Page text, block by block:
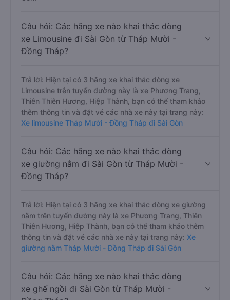
Câu hỏi: Các hãng xe nào khai thác dòng
xe Limousine đi Sài Gòn từ Tháp Mười -
Đồng Tháp?
Trả lời: Hiện tại có 3 hãng xe khai thác dòng xe
Limousine trên tuyến đường này là xe Phương Trang,
Thiên Thiên Hương, Hiệp Thành, bạn có thể tham khảo
thêm thông tin và đặt vé các nhà xe này tại trang này:
Xe limousine Tháp Mười - Đồng Tháp đi Sài Gòn
Câu hỏi: Các hãng xe nào khai thác dòng
xe giường nằm đi Sài Gòn từ Tháp Mười -
Đồng Tháp?
Trả lời: Hiện tại có 3 hãng xe khai thác dòng xe giường
nằm trên tuyến đường này là xe Phương Trang, Thiên
Thiên Hương, Hiệp Thành, bạn có thể tham khảo thêm
thông tin và đặt vé các nhà xe này tại trang này: Xe
giường nằm Tháp Mười - Đồng Tháp đi Sài Gòn
Câu hỏi: Các hãng xe nào khai thác dòng
xe ghế ngồi đi Sài Gòn từ Tháp Mười -